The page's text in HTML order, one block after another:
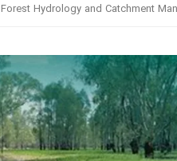
Forest Hydrology and Catchment